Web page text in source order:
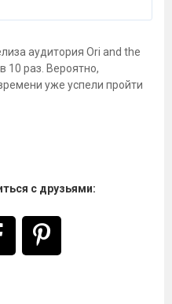
аудитория Ori and the
10 раз. Вероятно,
уже успели пройти
с друзьями: